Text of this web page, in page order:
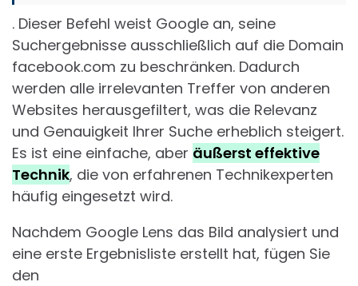
. Dieser Befehl weist Google an, seine
Suchergebnisse ausschließlich auf die Domain
facebook.com zu beschränken. Dadurch
werden alle irrelevanten Treffer von anderen
Websites herausgefiltert, was die Relevanz
und Genauigkeit Ihrer Suche erheblich steigert.
Es ist eine einfache, aber äußerst effektive
Technik, die von erfahrenen Technikexperten
häufig eingesetzt wird.
Nachdem Google Lens das Bild analysiert und
eine erste Ergebnisliste erstellt hat, fügen Sie
den